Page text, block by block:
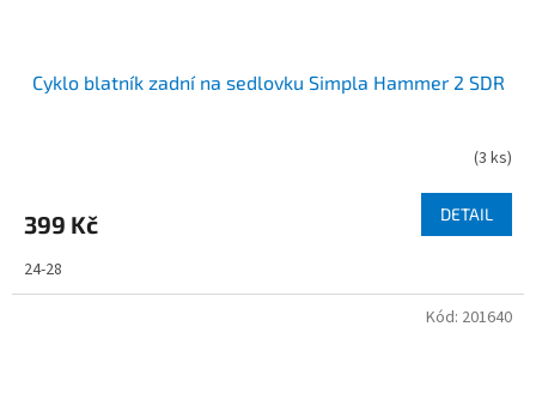
Cyklo blatník zadní na sedlovku Simpla Hammer 2 SDR
(3 ks)
399 Kč DETAIL
24-28
Kód: 201640